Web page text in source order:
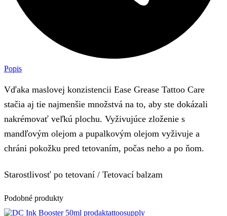
Popis
Vďaka maslovej konzistencii Ease Grease Tattoo Care
stačia aj tie najmenšie množstvá na to, aby ste dokázali
nakrémovať veľkú plochu. Vyživujúce zloženie s
mandľovým olejom a pupalkovým olejom vyživuje a
chráni pokožku pred tetovaním, počas neho a po ňom.
Starostlivosť po tetovaní / Tetovací balzam
Podobné produkty